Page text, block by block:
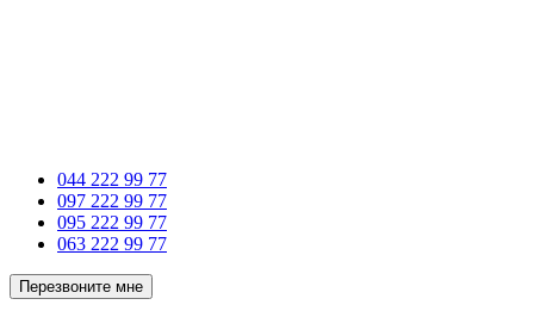
044 222 99 77
097 222 99 77
095 222 99 77
063 222 99 77
Перезвоните мне